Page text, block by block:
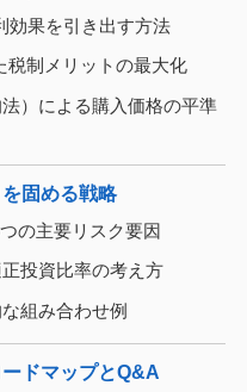
効果を引き出す方法
税制メリットの最大化
）による購入価格の平準
固める戦略
の主要リスク要因
投資比率の考え方
組み合わせ例
ドマップとQ&A